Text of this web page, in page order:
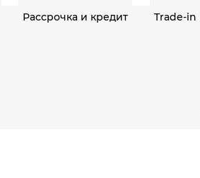
Рассрочка и кредит Trade-in